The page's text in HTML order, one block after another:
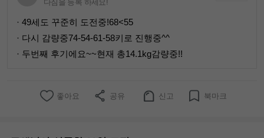
다짐을 등록 하세요!
· 49세도 꾸준히 도전중!68<55
· 다시 감량중74-54-61-58키로 진행중^^
· 두번째 후기에요~~현재 총14.1kg감량중!!
좋아요 공유 신고 북마크